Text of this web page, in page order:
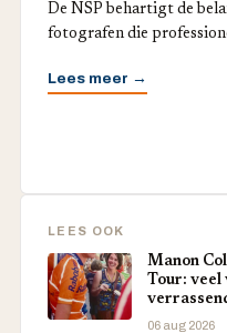
De NSP behartigt de
fotografen die
Lees meer →
LEES OOK
Manon
Tour: veel
06 aug 2026